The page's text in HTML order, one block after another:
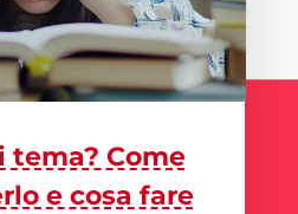
tema? Come
e cosa fare